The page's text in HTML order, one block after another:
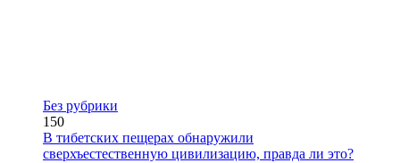
Без рубрики
150
В тибетских пещерах обнаружили
сверхъестественную цивилизацию, правда ли это?